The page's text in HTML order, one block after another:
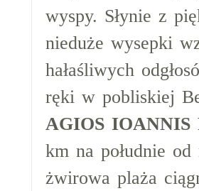
wyspy. Słynie z
nieduże wysepki
hałaśliwych
ręki w pobliskiej
AGIOS IOANNIS
km na południe
żwirowa plaża